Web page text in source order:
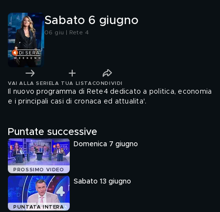
Sabato 6 giugno
06 giu | Rete 4
VAI ALLA SERIE LA TUA LISTA CONDIVIDI
Il nuovo programma di Rete4 dedicato a politica, economia
e i principali casi di cronaca ed attualita'.
Puntate successive
PROSSIMO VIDEO
Domenica 7 giugno
PUNTATA INTERA
Sabato 13 giugno